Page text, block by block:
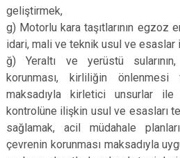
geliştirmek,
g) Motorlu kara taşıtlarının egzoz
idari, mali ve teknik usul ve esaslar
ğ) Yeraltı ve yerüstü
korunması, kirliliğin
maksadıyla kirletici unsurlar
kontrolüne ilişkin usul ve esasları
sağlamak, acil müdahale
çevrenin korunması maksadıyla